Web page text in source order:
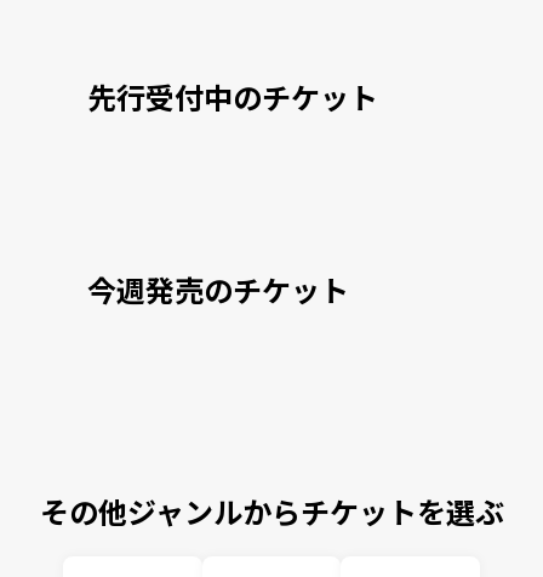
先行受付中のチケット
今週発売のチケット
その他ジャンルからチケットを選ぶ